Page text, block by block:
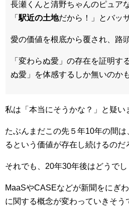
長瀬くんと清野ちゃんのピュア
「駅近の土地だから！」とバッ
愛の価値を根底から覆され、路
「変わらぬ愛」の存在を証明す
ぬ愛」を体感するしか無いのか
私は「本当にそうかな？」と疑い
たぶんまだこの先５年10年の間
るという価値が存在し続けるのだ
それでも、20年30年後はどうでし
MaaSやCASEなどが新聞をにぎ
に関する概念が変わっていきそう